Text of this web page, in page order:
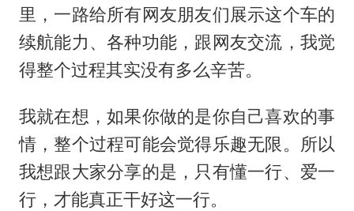
里，一路给所有网友朋友们展示这个车的
续航能力、各种功能，跟网友交流，我觉
得整个过程其实没有多么辛苦。
我就在想，如果你做的是你自己喜欢的事
情，整个过程可能会觉得乐趣无限。所以
我想跟大家分享的是，只有懂一行、爱一
行，才能真正干好这一行。